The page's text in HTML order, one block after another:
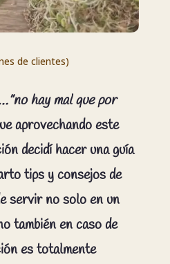
de clientes)
hay mal que por
aprovechando este
decidí hacer una guía
tips y consejos de
servir no solo en un
también en caso de
es totalmente